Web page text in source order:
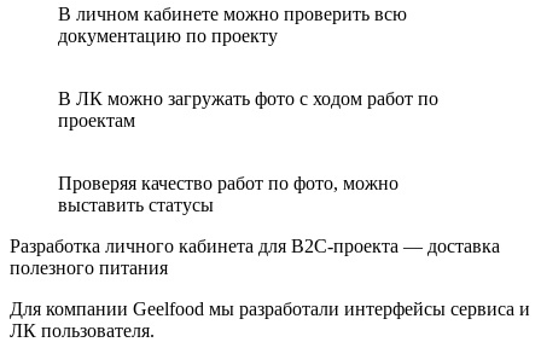
В личном кабинете можно проверить всю
документацию по проекту
В ЛК можно загружать фото с ходом работ по
проектам
Проверяя качество работ по фото, можно
выставить статусы
Разработка личного кабинета для B2C-проекта — доставка
полезного питания
Для компании Geelfood мы разработали интерфейсы сервиса и
ЛК пользователя.